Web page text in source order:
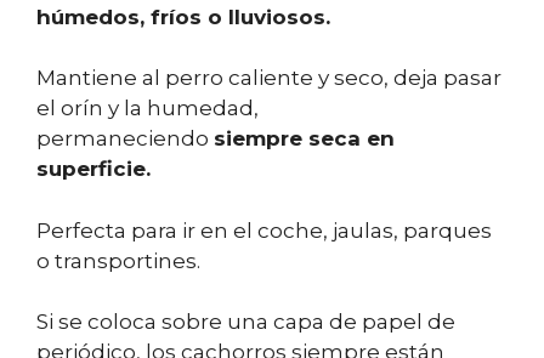
húmedos, fríos o lluviosos.
Mantiene al perro caliente y seco, deja pasar
el orín y la humedad,
permaneciendo siempre seca en
superficie.
Perfecta para ir en el coche, jaulas, parques
o transportines.
Si se coloca sobre una capa de papel de
periódico, los cachorros siempre están